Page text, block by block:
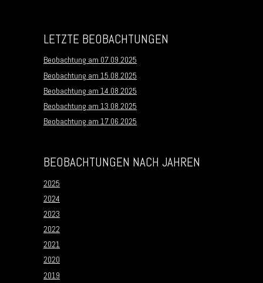
LETZTE BEOBACHTUNGEN
Beobachtung am 07.09.2025
Beobachtung am 15.08.2025
Beobachtung am 14.08.2025
Beobachtung am 13.08.2025
Beobachtung am 17.06.2025
BEOBACHTUNGEN NACH JAHREN
2025
2024
2023
2022
2021
2020
2019